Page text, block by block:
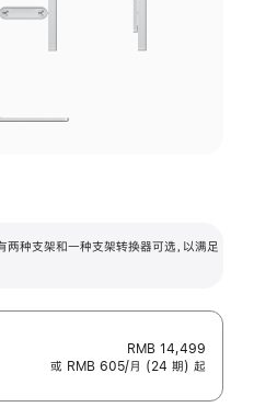
种支架和一种支架转换器可选，以满足
RMB 14,499
或 RMB 605/月 (24 期) 起